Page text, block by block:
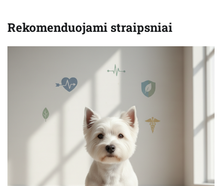
Rekomenduojami straipsniai